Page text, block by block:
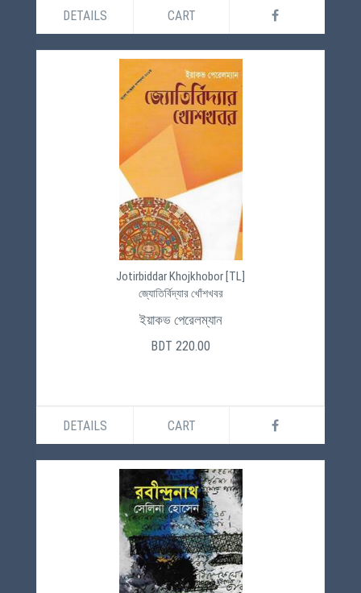
DETAILS CART
Jotirbiddar Khojkhobor [TL]
জ্যোতির্বিদ্যার খোঁশখবর
ইয়াকভ পেরেলম্যান
BDT 220.00
DETAILS CART